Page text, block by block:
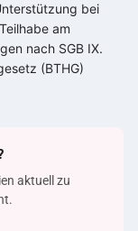
bei
am
nach SGB IX.
(BTHG)
aktuell zu